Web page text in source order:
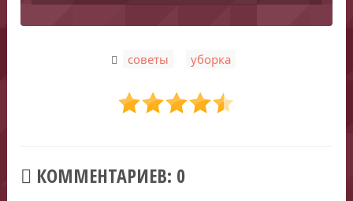
советы уборка
КОММЕНТАРИЕВ: 0